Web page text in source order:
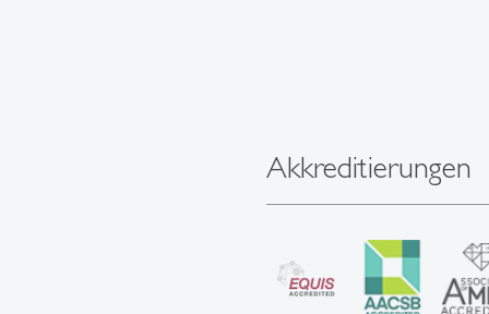
Akkreditierungen